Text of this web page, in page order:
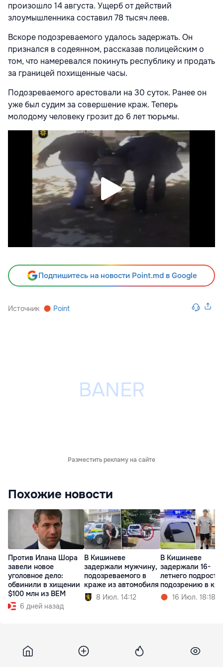
произошло 14 августа. Ущерб от действий
злоумышленника составил 78 тысяч леев.
Вскоре подозреваемого удалось задержать. Он
признался в содеянном, рассказав полицейским о
том, что намеревался покинуть республику и продать
за границей похищенные часы.
Подозреваемого арестовали на 30 суток. Ранее он
уже был судим за совершение краж. Теперь
молодому человеку грозит до 6 лет тюрьмы.
Подпишитесь на новости Point.md в Google
Источник Point
Разместить рекламу на сайте
Похожие новости
Против Илана Шора
завели новое
уголовное дело:
обвинили в хищении
$100 млн из BEM
6 дней назад
В Кишиневе
задержали мужчину,
подозреваемого в
краже из автомобиля
8 Июл. 14:12
В Кишиневе
задержали 16-
летнего
подозрению в
16 Июл. 18:18
Life 13 сентября 2018, 13:50 10 342